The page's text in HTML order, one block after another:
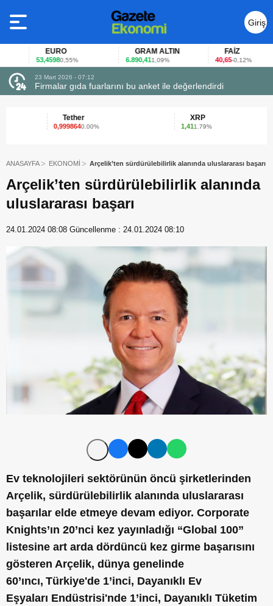
Giriş
Yap
EURO
53,45980,55%
GRAM ALTIN
6.890,411,09% -0,12%
23 Mart 2026 - 07:12
Firmalar gıda fuarlarını bu anket ile değerlendirdi
Tether
0,9998640.00%
XRP
1.79%
ANASAYFA EKONOMİ Arçelik’ten sürdürülebilirlik alanında uluslararası başarı
Arçelik’ten sürdürülebilirlik alanında
uluslararası başarı
24.01.2024 08:08 Güncellenme : 24.01.2024 08:10
Ev teknolojileri sektörünün öncü şirketlerinden
Arçelik, sürdürülebilirlik alanında uluslararası
başarılar elde etmeye devam ediyor. Corporate
Knights’ın 20’nci kez yayınladığı “Global 100”
listesine art arda dördüncü kez girme başarısını
gösteren Arçelik, dünya genelinde
60’ıncı, Türkiye'de 1’inci, Dayanıklı Ev
Eşyaları Endüstrisi'nde 1’inci, Dayanıklı Tüketim